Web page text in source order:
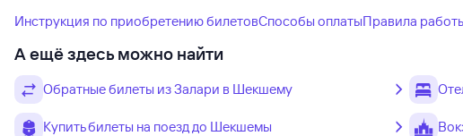
Инструкция по приобретению билетовСпособы оплатыПравила
А ещё здесь можно найти
Обратные билеты из Залари в Шекшему
Купить билеты на поезд до Шекшемы